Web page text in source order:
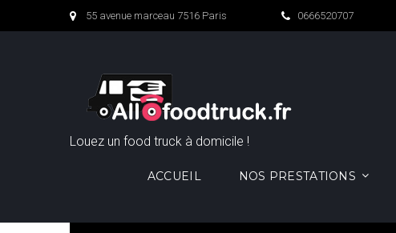
to
55 avenue marceau 7516 Paris 0666520707
Louez un food truck à domicile !
ACCUEIL NOS PRESTATIONS